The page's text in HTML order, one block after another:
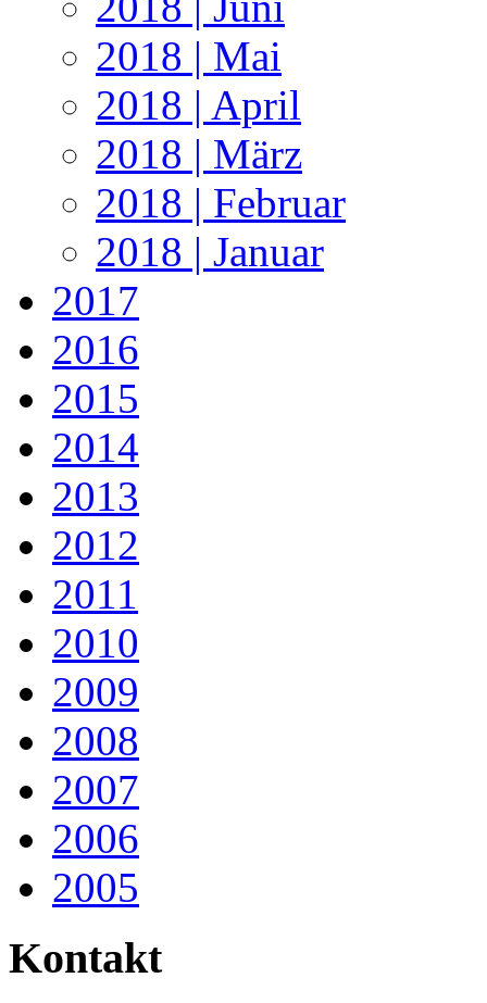
2018 | Mai
2018 | April
2018 | März
2018 | Februar
2018 | Januar
2017
2016
2015
2014
2013
2012
2011
2010
2009
2008
2007
2006
2005
Kontakt